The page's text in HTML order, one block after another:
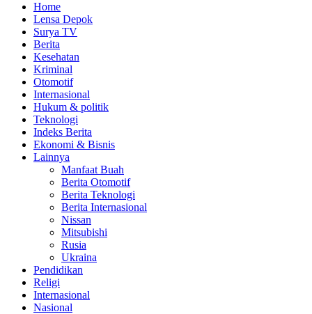
Home
Lensa Depok
Surya TV
Berita
Kesehatan
Kriminal
Otomotif
Internasional
Hukum & politik
Teknologi
Indeks Berita
Ekonomi & Bisnis
Lainnya
Manfaat Buah
Berita Otomotif
Berita Teknologi
Berita Internasional
Nissan
Mitsubishi
Rusia
Ukraina
Pendidikan
Religi
Internasional
Nasional